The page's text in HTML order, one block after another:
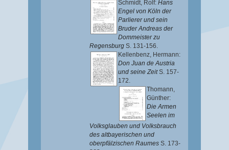
Schmidt, Rolf: Hans
Engel von Köln der
Parlierer und sein
Bruder Andreas der
Dommeister zu
Regensburg S. 131-156.
Kellenbenz, Hermann:
Don Juan de Austria
und seine ZeitS. 157-
172.
Thomann,
Günther:
Die Armen
Seelen im
Volksglauben und Volksbrauch
des altbayerischen und
oberpfälzischen Raumes S. 173-